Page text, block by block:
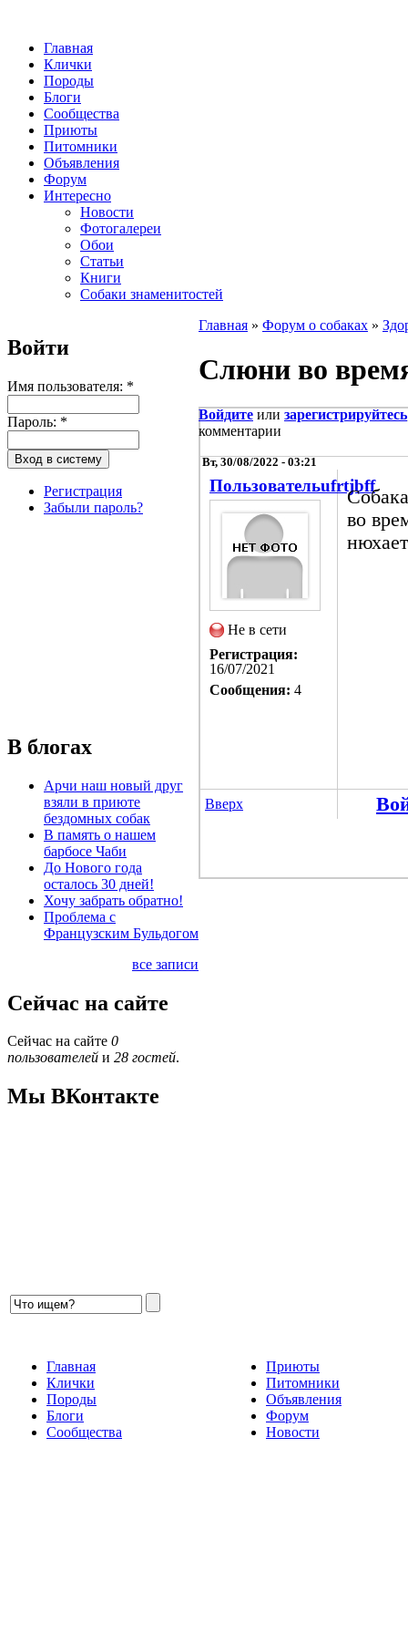
Главная
Клички
Породы
Блоги
Сообщества
Приюты
Питомники
Объявления
Форум
Интересно
Новости
Фотогалереи
Обои
Статьи
Книги
Собаки знаменитостей
Войти
Имя пользователя: *
Пароль: *
Регистрация
Забыли пароль?
В блогах
Арчи наш новый друг
взяли в приюте
бездомных собак
В память о нашем
барбосе Чаби
До Нового года
осталось 30 дней!
Хочу забрать обратно!
Проблема с
Французским Бульдогом
все записи
Сейчас на сайте
Сейчас на сайте 0
пользователей и 28 гостей.
Мы ВКонтакте
Главная » Форум о собаках »
Слюни во
Войдите или зарегистрируйтесь
комментарии
Вт, 30/08/2022 - 03:21
Пользовательufrtjbff
Не в сети
Регистрация:
16/07/2021
Сообщения: 4
во
нюхает
Вверх
Главная
Клички
Породы
Блоги
Сообщества
Приюты
Питомники
Объявления
Форум
Новости